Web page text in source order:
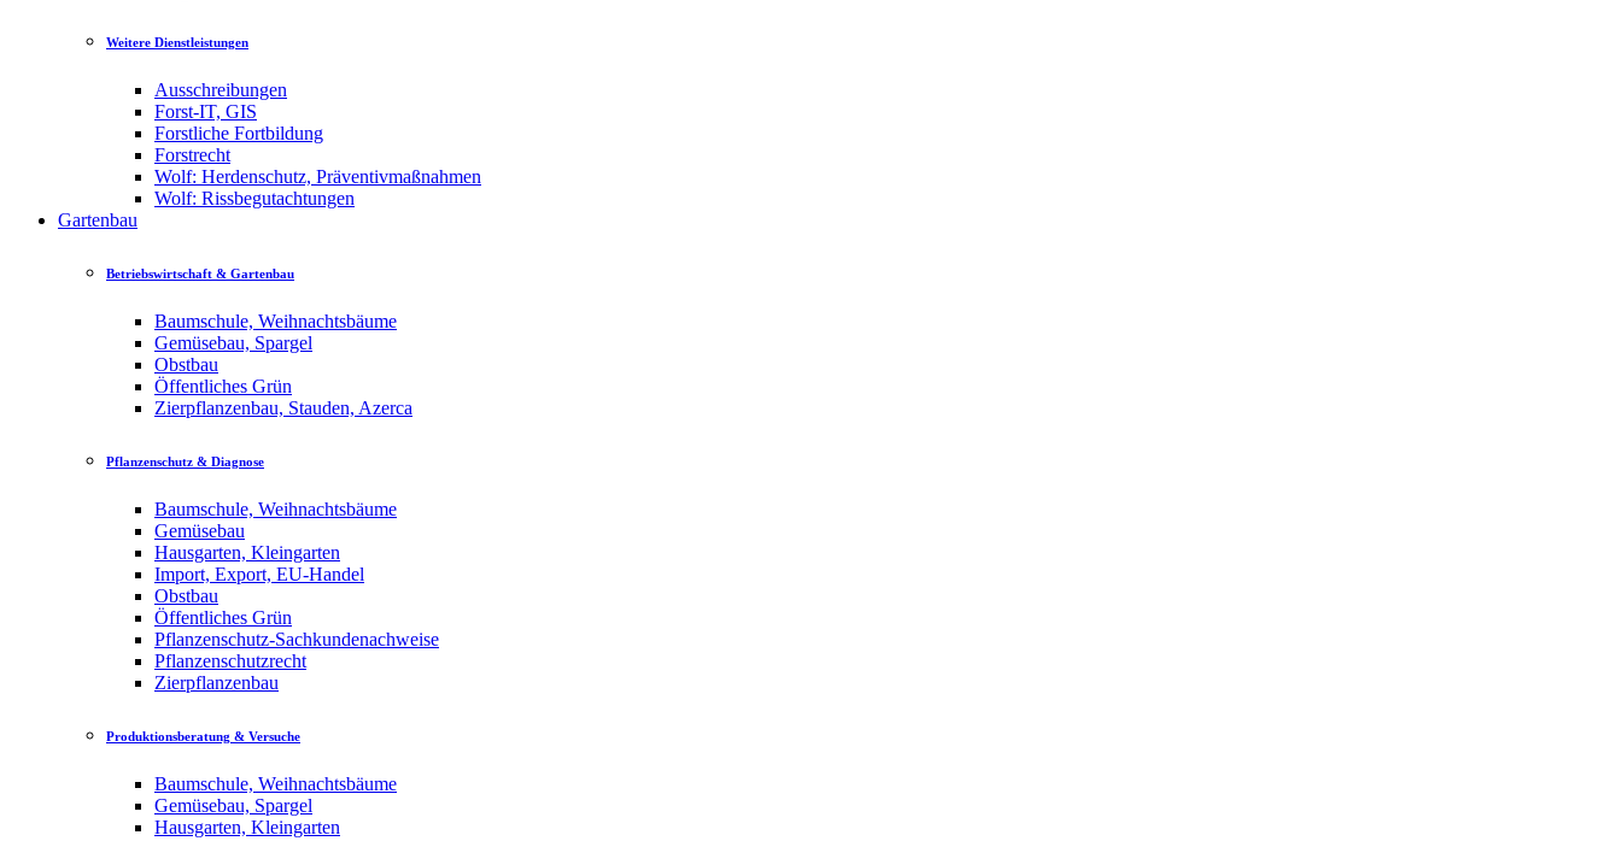
Weitere Dienstleistungen
Ausschreibungen
Forst-IT, GIS
Forstliche Fortbildung
Forstrecht
Wolf: Herdenschutz, Präventivmaßnahmen
Wolf: Rissbegutachtungen
Gartenbau
Betriebswirtschaft & Gartenbau
Baumschule, Weihnachtsbäume
Gemüsebau, Spargel
Obstbau
Öffentliches Grün
Zierpflanzenbau, Stauden, Azerca
Pflanzenschutz & Diagnose
Baumschule, Weihnachtsbäume
Gemüsebau
Hausgarten, Kleingarten
Import, Export, EU-Handel
Obstbau
Öffentliches Grün
Pflanzenschutz-Sachkundenachweise
Pflanzenschutzrecht
Zierpflanzenbau
Produktionsberatung & Versuche
Baumschule, Weihnachtsbäume
Gemüsebau, Spargel
Hausgarten, Kleingarten